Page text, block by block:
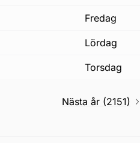
fredag
lördag
torsdag
Nästa år (2151)